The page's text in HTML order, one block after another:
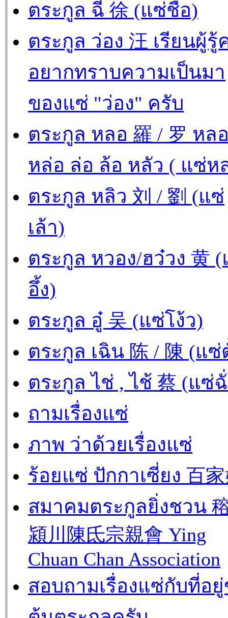
ตระกูล ฉี 徐 (แซ่ชือ)
ตระกูล ว่อง 汪 เรียนผู้รู้
อยากทราบความเป็นมา
ของแซ่ "ว่อง" ครับ
ตระกูล หลอ 羅 / 罗 หล
หล่อ ล่อ ล้อ หลัว ( แซ่ห
ตระกูล หลิว 刘 / 劉 (แซ่
เล้า)
ตระกูล หวอง/ฮว๋วง 黄
อึ้ง)
ตระกูล อู๋ 吴 (แซ่โง้ว)
ตระกูล เฉิน 陈 / 陳 (แซ่
ตระกูล ไช่ , ไช้ 蔡 (แซ่
ถามเรื่องแซ่
ภาพ ว่าด้วยเรื่องแซ่
ร้อยแซ่ ปักกาเซี่ยง 百
สมาคมตระกูลยิ่งชวน
潁川陳氐宗親會 Ying
Chuan Chan Association
สอบถามเรื่องแซ่กับที่อ